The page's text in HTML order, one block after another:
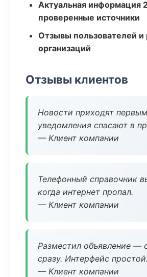
Актуальная информация
проверенные источники
Отзывы пользователей и
организаций
Отзывы клиентов
Новости приходят
уведомления спасают в
— Клиент компании
Телефонный справочник
когда интернет пропал.
— Клиент компании
Разместил объявление —
сразу. Интерфейс простой.
— Клиент компании